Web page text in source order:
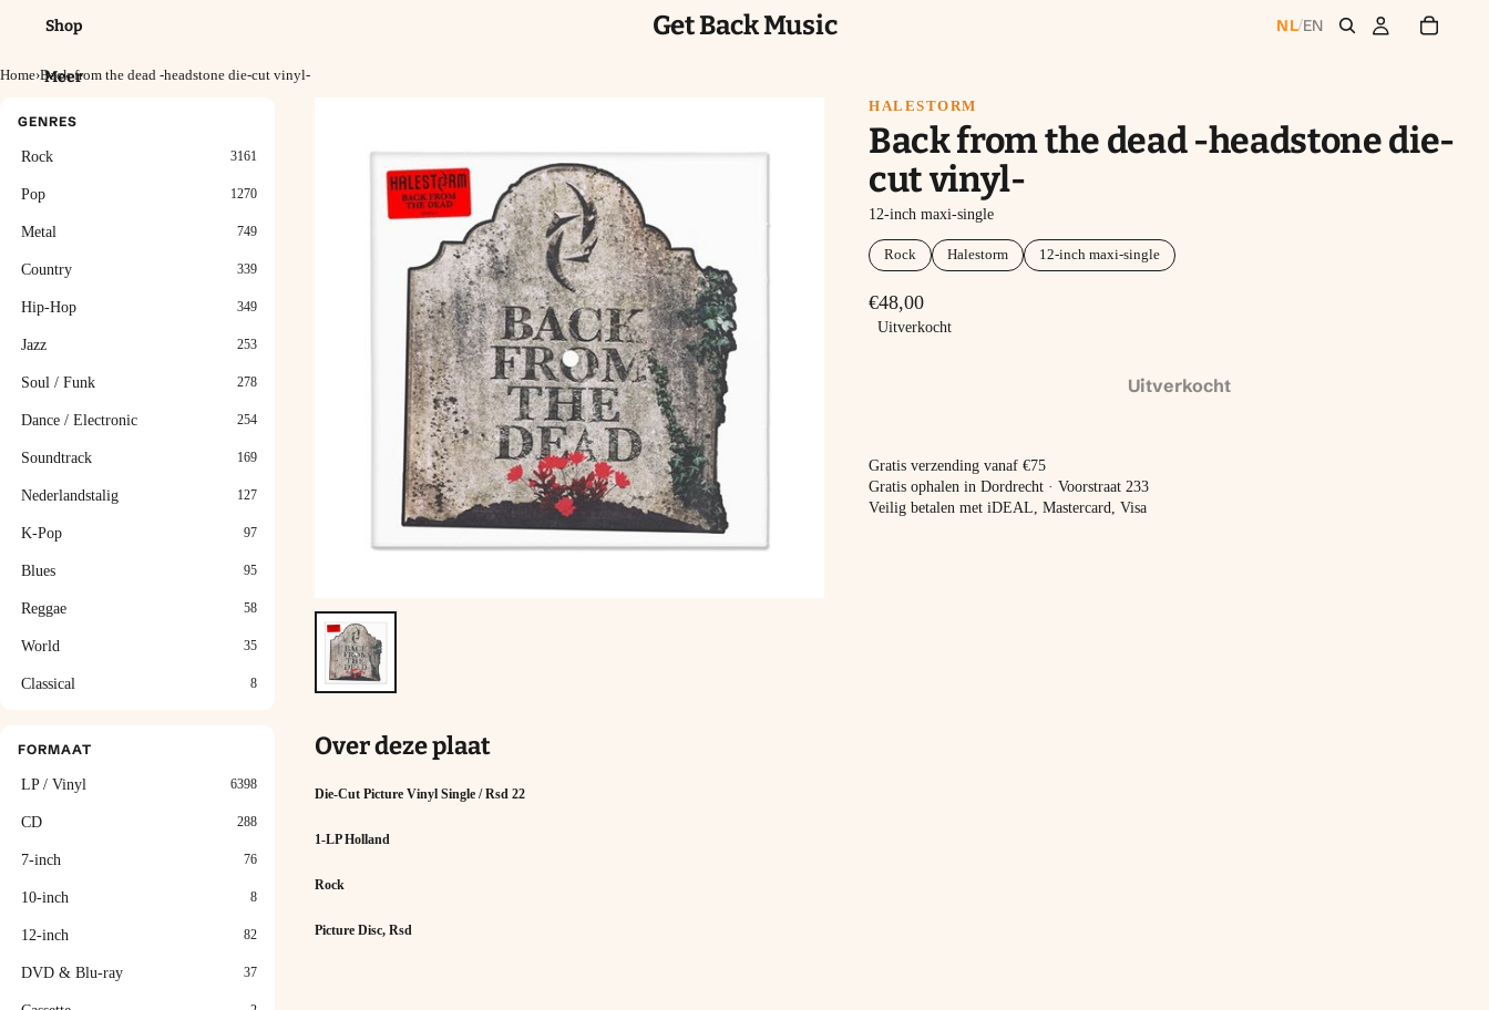
Shop
Meer
Get Back Music NL/EN
Home›Back from the dead -headstone die-cut vinyl-
GENRES
Rock 3161
Pop 1270
Metal 749
Country 339
Hip-Hop 349
Jazz 253
Soul / Funk 278
Dance / Electronic 254
Soundtrack 169
Nederlandstalig 127
K-Pop 97
Blues 95
Reggae 58
World 35
Classical 8
FORMAAT
LP / Vinyl 6398
CD 288
7-inch 76
10-inch 8
12-inch 82
DVD & Blu-ray 37
HALESTORM
Back from the dead -headstone die-
cut vinyl-
12-inch maxi-single
Rock Halestorm 12-inch maxi-single
€48,00
Uitverkocht
Uitverkocht
Gratis verzending vanaf €75
Gratis ophalen in Dordrecht · Voorstraat 233
Veilig betalen met iDEAL, Mastercard, Visa
Over deze plaat
Die-Cut Picture Vinyl Single / Rsd 22
1-LP Holland
Rock
Picture Disc, Rsd